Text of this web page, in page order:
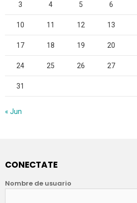
3 4 5 6
10 11 12 13
17 18 19 20
24 25 26 27
31
« Jun
CONECTATE
Nombre de usuario